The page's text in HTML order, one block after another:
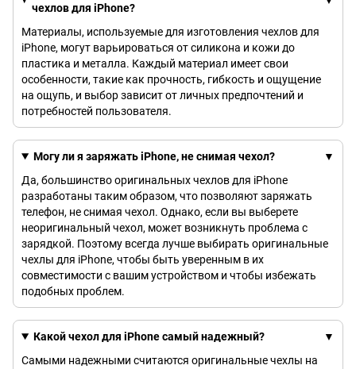
чехлов для iPhone?
Материалы, используемые для изготовления чехлов для
iPhone, могут варьироваться от силикона и кожи до
пластика и металла. Каждый материал имеет свои
особенности, такие как прочность, гибкость и ощущение
на ощупь, и выбор зависит от личных предпочтений и
потребностей пользователя.
Могу ли я заряжать iPhone, не снимая чехол?
Да, большинство оригинальных чехлов для iPhone
разработаны таким образом, что позволяют заряжать
телефон, не снимая чехол. Однако, если вы выберете
неоригинальный чехол, может возникнуть проблема с
зарядкой. Поэтому всегда лучше выбирать оригинальные
чехлы для iPhone, чтобы быть уверенным в их
совместимости с вашим устройством и чтобы избежать
подобных проблем.
Какой чехол для iPhone самый надежный?
Самыми надежными считаются оригинальные чехлы на